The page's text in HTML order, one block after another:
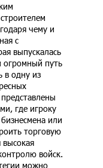
чему и
с
выпускалась
огромный путь
в одну из
где игроку
или
торговую
высокая
войск.
можно